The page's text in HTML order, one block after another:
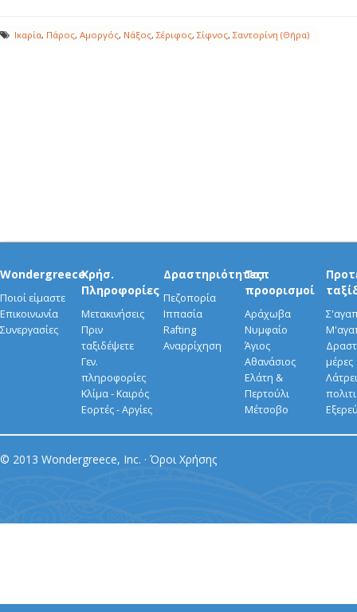
Ικαρία, Πάρος, Αμοργός, Νάξος, Σέριφος, Σίφνος, Σαντορίνη (Θήρα)
Wondergreece
Ποιοί είμαστε
Επικοινωνία
Συνεργασίες
Χρήσ.
Πληροφορίες
Μετακινήσεις
Πριν
ταξιδέψετε
Γεν.
πληροφορίες
Κλίμα - Καιρός
Εορτές - Αργίες
Δραστηριότητες
Πεζοπορία
Ιππασία
Rafting
Αναρρίχηση
Τοπ
προορισμοί
Αράχωβα
Νυμφαίο
Άγιος
Αθανάσιος
Ελάτη &
Περτούλι
Μέτσοβο
μέρες
© 2013 Wondergreece, Inc. · Όροι Χρήσης